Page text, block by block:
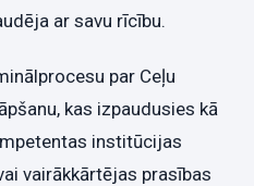
ar savu rīcību.
par Ceļu
kas izpaudusies kā
institūcijas
vairākkārtējas prasības